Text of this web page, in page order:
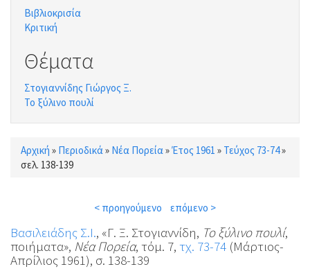
Βιβλιοκρισία
Κριτική
Θέματα
Στογιαννίδης Γιώργος Ξ.
Το ξύλινο πουλί
Είστε εδώ
Αρχική » Περιοδικά» Νέα Πορεία»Έτος 1961 » Τεύχος 73-74»
σελ. 138-139
< προηγούμενο επόμενο >
Βασιλειάδης Σ.Ι., «Γ. Ξ. Στογιαννίδη, Το ξύλινο πουλί,
ποιήματα», Νέα Πορεία, τόμ. 7, τχ. 73-74 (Μάρτιος-
Απρίλιος 1961), σ. 138-139